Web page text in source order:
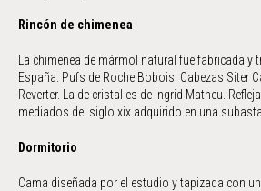
Rincón de chimenea
La chimenea de mármol natural fue fabricada y
España. Pufs de Roche Bobois. Cabezas Siter
Reverter. La de cristal es de Ingrid Matheu.
mediados del siglo xix adquirido en una
Dormitorio
Cama diseñada por el estudio y tapizada con